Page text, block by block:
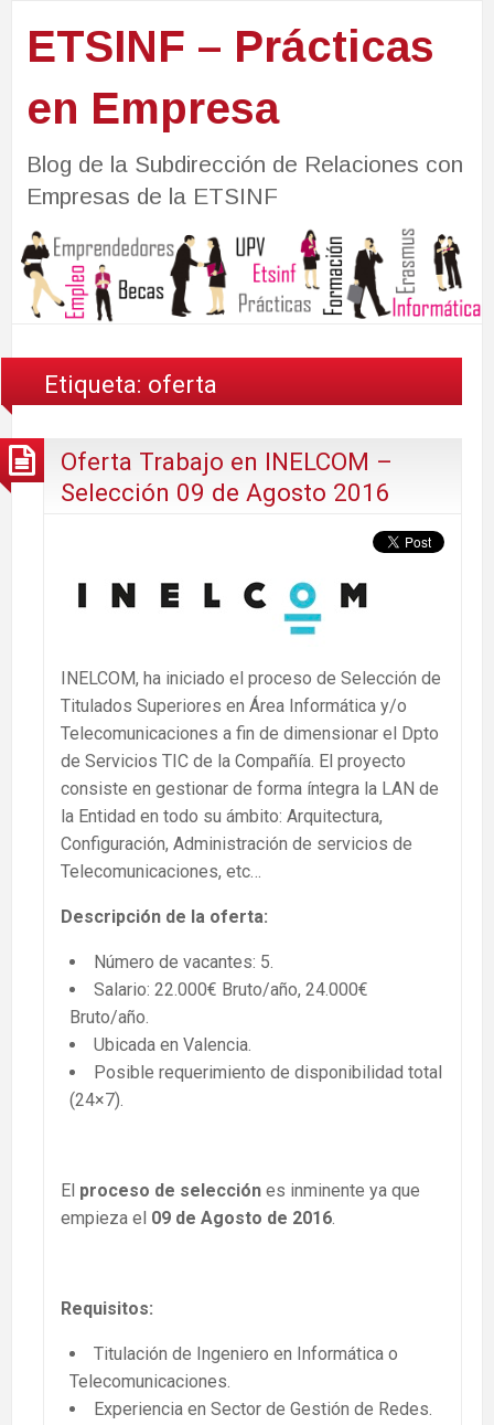
ETSINF – Prácticas
en Empresa
Blog de la Subdirección de Relaciones con
Empresas de la ETSINF
Etiqueta: oferta
Oferta Trabajo en INELCOM –
Selección 09 de Agosto 2016
INELCOM, ha iniciado el proceso de Selección de
Titulados Superiores en Área Informática y/o
Telecomunicaciones a fin de dimensionar el Dpto
de Servicios TIC de la Compañía. El proyecto
consiste en gestionar de forma íntegra la LAN de
la Entidad en todo su ámbito: Arquitectura,
Configuración, Administración de servicios de
Telecomunicaciones, etc…
Descripción de la oferta:
Número de vacantes: 5.
Salario: 22.000€ Bruto/año, 24.000€
Bruto/año.
Ubicada en Valencia.
Posible requerimiento de disponibilidad total
(24×7).
El proceso de selección es inminente ya que
empieza el 09 de Agosto de 2016.
Requisitos:
Titulación de Ingeniero en Informática o
Telecomunicaciones.
Experiencia en Sector de Gestión de Redes.